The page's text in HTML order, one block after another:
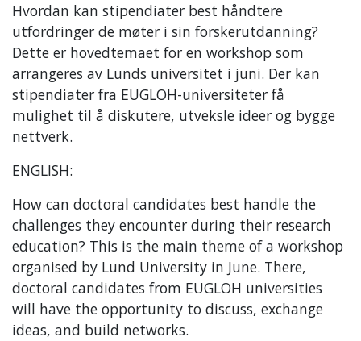
Hvordan kan stipendiater best håndtere
utfordringer de møter i sin forskerutdanning?
Dette er hovedtemaet for en workshop som
arrangeres av Lunds universitet i juni. Der kan
stipendiater fra EUGLOH-universiteter få
mulighet til å diskutere, utveksle ideer og bygge
nettverk.
ENGLISH:
How can doctoral candidates best handle the
challenges they encounter during their research
education? This is the main theme of a workshop
organised by Lund University in June. There,
doctoral candidates from EUGLOH universities
will have the opportunity to discuss, exchange
ideas, and build networks.